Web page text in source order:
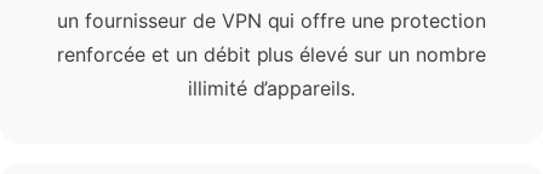
un fournisseur de VPN qui offre une protection
renforcée et un débit plus élevé sur un nombre
illimité d’appareils.